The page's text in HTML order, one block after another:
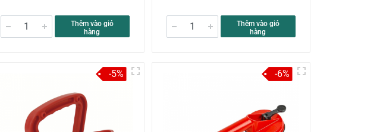
Thêm vào giỏ
hàng
Thêm vào giỏ
hàng
-5% -6%